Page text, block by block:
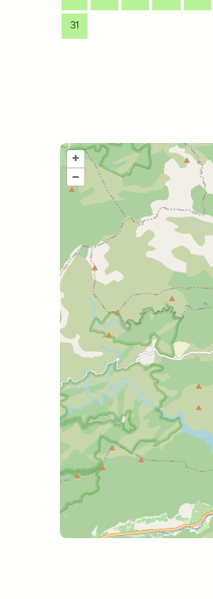
31
+
–